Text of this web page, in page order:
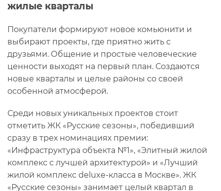
жилые кварталы
Покупатели формируют новое комьюнити и
выбирают проекты, где приятно жить с
друзьями. Общение и простые человеческие
ценности выходят на первый план. Создаются
новые кварталы и целые районы со своей
особенной атмосферой.
Среди новых уникальных проектов стоит
отметить ЖК «Русские сезоны», победивший
сразу в трех номинациях премии:
«Инфраструктура объекта №1», «Элитный жилой
комплекс с лучшей архитектурой» и «Лучший
жилой комплекс deluxe-класса в Москве». ЖК
«Русские сезоны» занимает целый квартал в